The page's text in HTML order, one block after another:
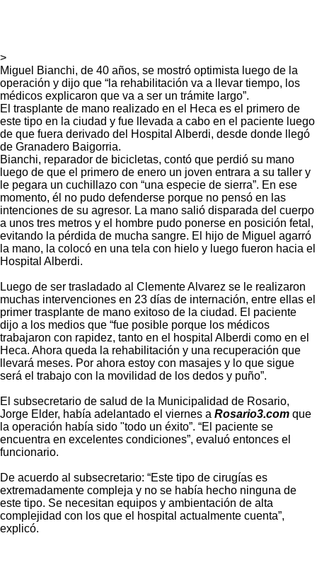
>
Miguel Bianchi, de 40 años, se mostró optimista luego de la
operación y dijo que “la rehabilitación va a llevar tiempo, los
médicos explicaron que va a ser un trámite largo”.
El trasplante de mano realizado en el Heca es el primero de
este tipo en la ciudad y fue llevada a cabo en el paciente luego
de que fuera derivado del Hospital Alberdi, desde donde llegó
de Granadero Baigorria.
Bianchi, reparador de bicicletas, contó que perdió su mano
luego de que el primero de enero un joven entrara a su taller y
le pegara un cuchillazo con “una especie de sierra”. En ese
momento, él no pudo defenderse porque no pensó en las
intenciones de su agresor. La mano salió disparada del cuerpo
a unos tres metros y el hombre pudo ponerse en posición fetal,
evitando la pérdida de mucha sangre. El hijo de Miguel agarró
la mano, la colocó en una tela con hielo y luego fueron hacia el
Hospital Alberdi.
Luego de ser trasladado al Clemente Alvarez se le realizaron
muchas intervenciones en 23 días de internación, entre ellas el
primer trasplante de mano exitoso de la ciudad. El paciente
dijo a los medios que “fue posible porque los médicos
trabajaron con rapidez, tanto en el hospital Alberdi como en el
Heca. Ahora queda la rehabilitación y una recuperación que
llevará meses. Por ahora estoy con masajes y lo que sigue
será el trabajo con la movilidad de los dedos y puño”.
El subsecretario de salud de la Municipalidad de Rosario,
Jorge Elder, había adelantado el viernes a Rosario3.com que
la operación había sido "todo un éxito”. “El paciente se
encuentra en excelentes condiciones”, evaluó entonces el
funcionario.
De acuerdo al subsecretario: “Este tipo de cirugías es
extremadamente compleja y no se había hecho ninguna de
este tipo. Se necesitan equipos y ambientación de alta
complejidad con los que el hospital actualmente cuenta”,
explicó.